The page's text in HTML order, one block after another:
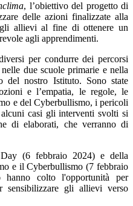
, l’obiettivo del progetto di
delle azioni finalizzate alla
allievi al fine di ottenere un
agli apprendimenti.
per condurre dei percorsi
due scuole primarie e nella
del nostro Istituto. Sono state
e l’empatia, le regole, le
e del Cyberbullismo, i pericoli
casi gli interventi svolti si
di elaborati, che verranno di
(6 febbraio 2024) e della
e il Cyberbullismo (7 febbraio
hanno colto l'opportunità per
sensibilizzare gli allievi verso